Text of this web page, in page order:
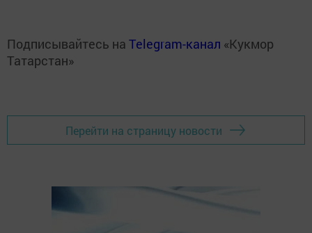
Подписывайтесь на Telegram-канал «Кукмор
Татарстан»
Перейти на страницу новости